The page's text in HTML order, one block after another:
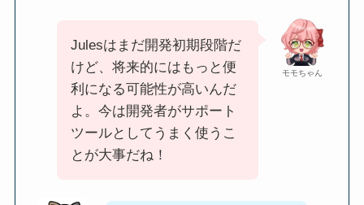
モモちゃん
Julesはまだ開発初期段階だ
けど、将来的にはもっと便
利になる可能性が高いんだ
よ。今は開発者がサポート
ツールとしてうまく使うこ
とが大事だね！